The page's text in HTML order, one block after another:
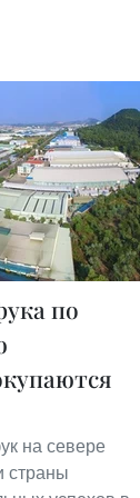
по
на севере
страны